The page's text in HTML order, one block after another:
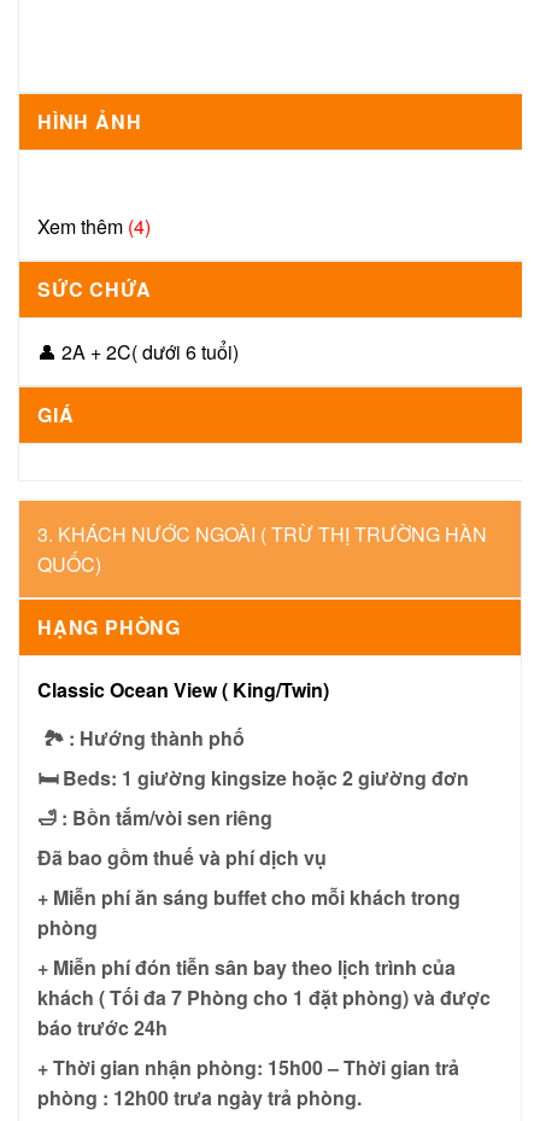
HÌNH ẢNH
Xem thêm (4)
SỨC CHỨA
👤 2A + 2C( dưới 6 tuổi)
GIÁ
3. KHÁCH NƯỚC NGOÀI ( TRỪ THỊ TRƯỜNG HÀN
QUỐC)
HẠNG PHÒNG
Classic Ocean View ( King/Twin)
🏞 : Hướng thành phố
🛏 Beds: 1 giường kingsize hoặc 2 giường đơn
🛁 : Bồn tắm/vòi sen riêng
Đã bao gồm thuế và phí dịch vụ
+ Miễn phí ăn sáng buffet cho mỗi khách trong
phòng
+ Miễn phí đón tiễn sân bay theo lịch trình của
khách ( Tối đa 7 Phòng cho 1 đặt phòng) và được
báo trước 24h
+ Thời gian nhận phòng: 15h00 – Thời gian trả
phòng : 12h00 trưa ngày trả phòng.